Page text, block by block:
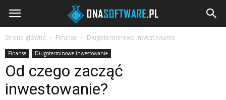
DNAsoftware.pl
Strona główna Finanse Długoterminowe inwestowanie
Finanse Długoterminowe inwestowanie
Od czego zacząć
inwestowanie?